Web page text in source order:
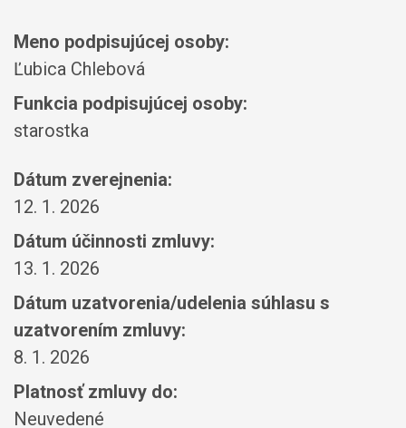
Meno podpisujúcej osoby:
Ľubica Chlebová
Funkcia podpisujúcej osoby:
starostka
Dátum zverejnenia:
12. 1. 2026
Dátum účinnosti zmluvy:
13. 1. 2026
Dátum uzatvorenia/udelenia súhlasu s
uzatvorením zmluvy:
8. 1. 2026
Platnosť zmluvy do:
Neuvedené